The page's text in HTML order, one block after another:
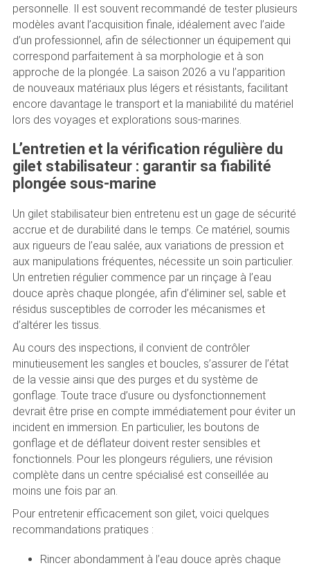
personnelle. Il est souvent recommandé de tester plusieurs
modèles avant l’acquisition finale, idéalement avec l’aide
d’un professionnel, afin de sélectionner un équipement qui
correspond parfaitement à sa morphologie et à son
approche de la plongée. La saison 2026 a vu l’apparition
de nouveaux matériaux plus légers et résistants, facilitant
encore davantage le transport et la maniabilité du matériel
lors des voyages et explorations sous-marines.
L’entretien et la vérification régulière du
gilet stabilisateur : garantir sa fiabilité
plongée sous-marine
Un gilet stabilisateur bien entretenu est un gage de sécurité
accrue et de durabilité dans le temps. Ce matériel, soumis
aux rigueurs de l’eau salée, aux variations de pression et
aux manipulations fréquentes, nécessite un soin particulier.
Un entretien régulier commence par un rinçage à l’eau
douce après chaque plongée, afin d’éliminer sel, sable et
résidus susceptibles de corroder les mécanismes et
d’altérer les tissus.
Au cours des inspections, il convient de contrôler
minutieusement les sangles et boucles, s’assurer de l’état
de la vessie ainsi que des purges et du système de
gonflage. Toute trace d’usure ou dysfonctionnement
devrait être prise en compte immédiatement pour éviter un
incident en immersion. En particulier, les boutons de
gonflage et de déflateur doivent rester sensibles et
fonctionnels. Pour les plongeurs réguliers, une révision
complète dans un centre spécialisé est conseillée au
moins une fois par an.
Pour entretenir efficacement son gilet, voici quelques
recommandations pratiques :
Rincer abondamment à l’eau douce après chaque